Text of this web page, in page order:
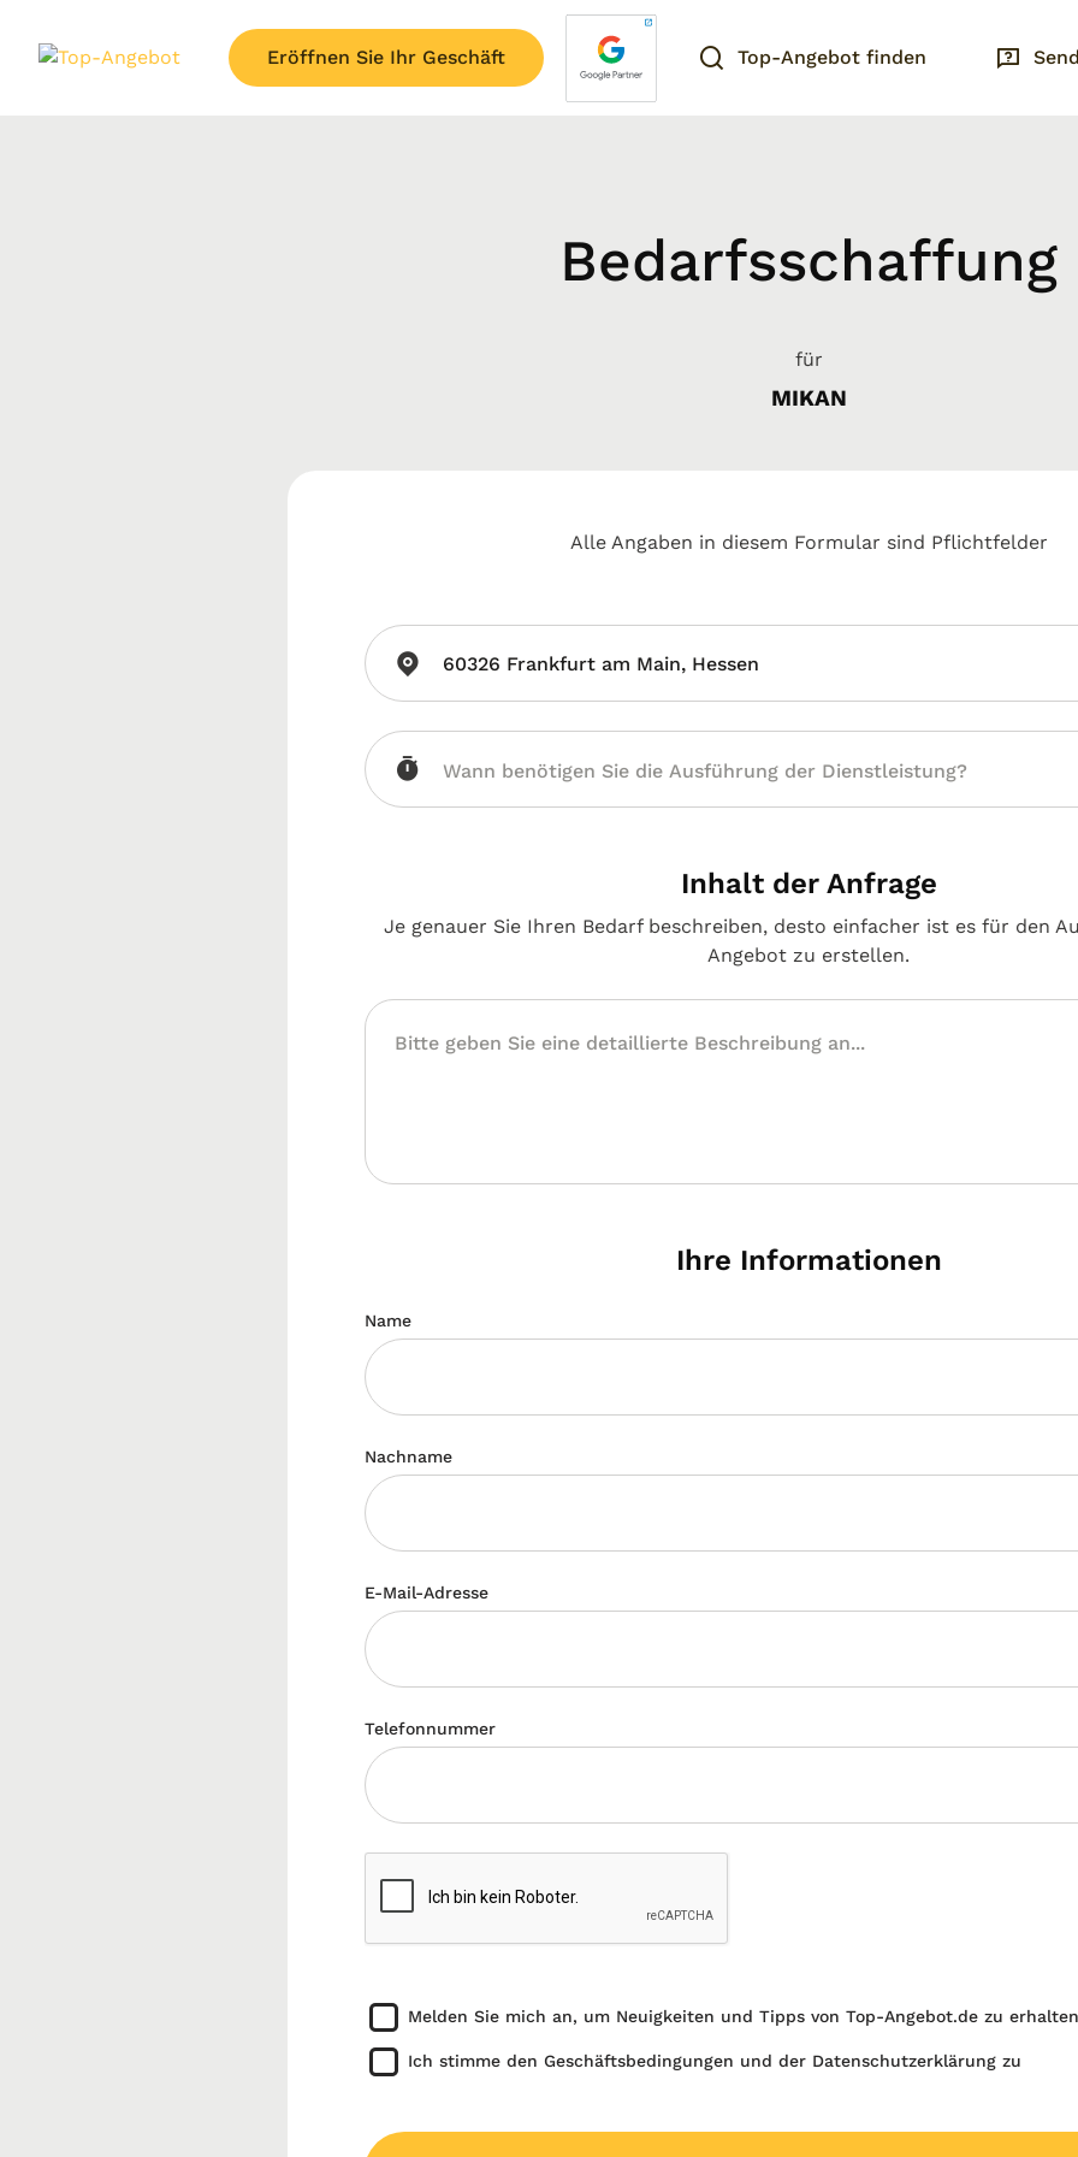
Eröffnen Sie Ihr Geschäft Top-Angebot finden
Bedarfsschaffung
für
MIKAN
Alle Angaben in diesem Formular sind Pflichtfelder
60326 Frankfurt am Main, Hessen
Inhalt der Anfrage
Je genauer Sie Ihren Bedarf beschreiben, desto einfacher ist es für den
Angebot zu erstellen.
Ihre Informationen
Name
Nachname
E-Mail-Adresse
Telefonnummer
Melden Sie mich an, um Neuigkeiten und Tipps von Top-Angebot.de zu erhalten
Ich stimme den Geschäftsbedingungen und der Datenschutzerklärung zu